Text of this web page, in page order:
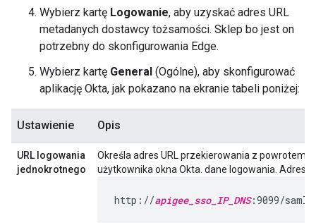
Wybierz kartę Logowanie, aby uzyskać adres URL
metadanych dostawcy tożsamości. Sklep bo jest on
potrzebny do skonfigurowania Edge.
Wybierz kartę General (Ogólne), aby skonfigurować
aplikację Okta, jak pokazano na ekranie tabeli poniżej:
Ustawienie Opis
URL logowania
jednokrotnego
Określa adres URL przekierowania z powrotem
użytkownika okna Okta. dane logowania. Adres
http://apigee_sso_IP_DNS:9099/